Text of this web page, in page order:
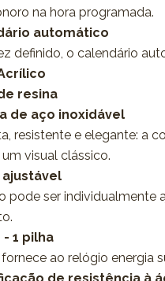
na hora programada.
automático
definido, o calendário
resina
de aço inoxidável
resistente e elegante: a
visual clássico.
ajustável
pode ser individualmente
- 1 pilha
ao relógio energia